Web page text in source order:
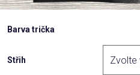
Barva trička
Střih